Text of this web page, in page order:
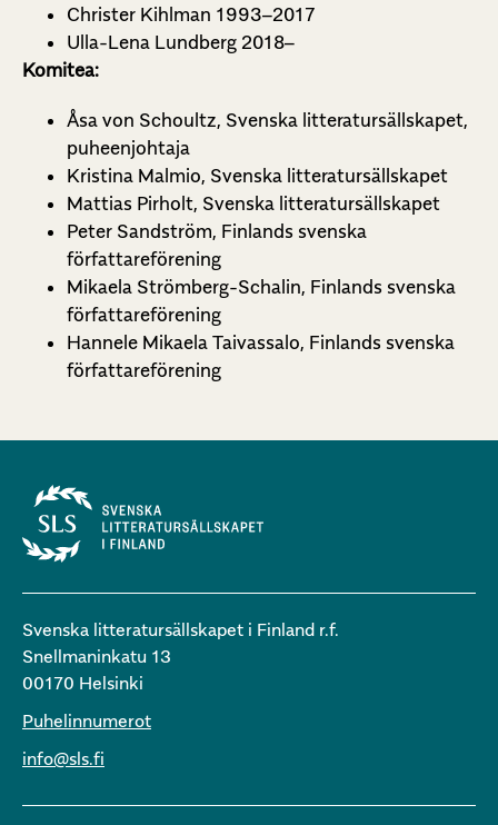
Christer Kihlman 1993–2017
Ulla-Lena Lundberg 2018–
Komitea:
Åsa von Schoultz, Svenska litteratursällskapet,
puheenjohtaja
Kristina Malmio, Svenska litteratursällskapet
Mattias Pirholt, Svenska litteratursällskapet
Peter Sandström, Finlands svenska
författareförening
Mikaela Strömberg-Schalin, Finlands svenska
författareförening
Hannele Mikaela Taivassalo, Finlands svenska
författareförening
Svenska litteratursällskapet i Finland r.f.
Snellmaninkatu 13
00170 Helsinki
Puhelinnumerot
info@sls.fi